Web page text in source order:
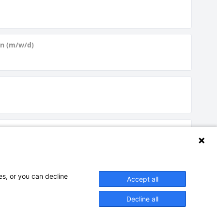
(m/w/d)
or you can decline
Accept all
Decline all